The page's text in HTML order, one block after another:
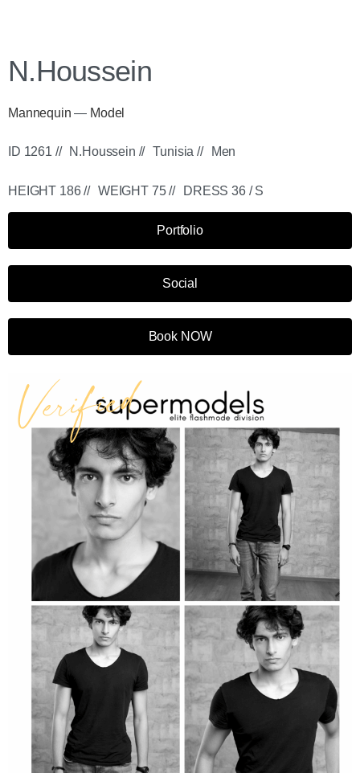
N.Houssein
Mannequin — Model
ID 1261 // N.Houssein // Tunisia // Men
HEIGHT 186 // WEIGHT 75 // DRESS 36 / S
Portfolio
Social
Book NOW